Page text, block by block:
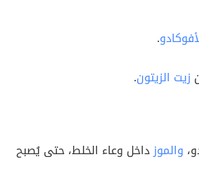
.
زيت الزيتون.
والموزداخل وعاء الخلط، حتى يُصبح